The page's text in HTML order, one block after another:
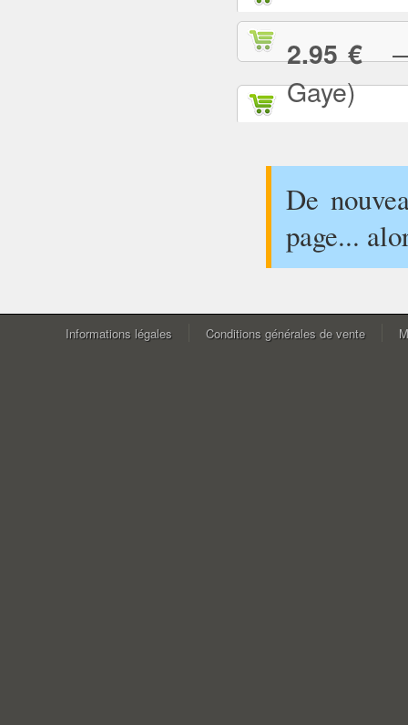
2.95 €—
Gaye)
De
page...
Informations légales Conditions générales de vente